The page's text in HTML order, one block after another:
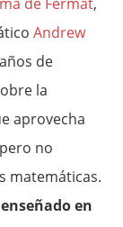
Andrew
de
la
aprovecha
no
matemáticas.
en